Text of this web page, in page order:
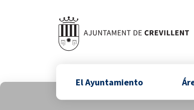
El Ayuntamiento